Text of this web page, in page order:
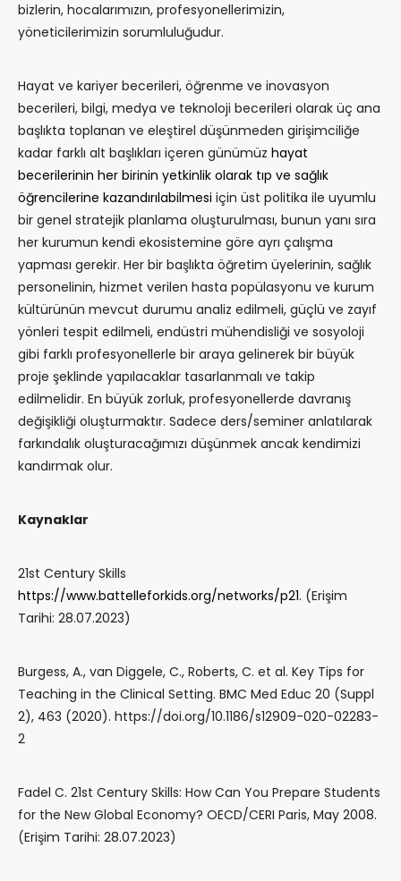
bizlerin, hocalarımızın, profesyonellerimizin,
yöneticilerimizin sorumluluğudur.
Hayat ve kariyer becerileri, öğrenme ve inovasyon
becerileri, bilgi, medya ve teknoloji becerileri olarak üç ana
başlıkta toplanan ve eleştirel düşünmeden girişimciliğe
kadar farklı alt başlıkları içeren günümüz hayat
becerilerinin her birinin yetkinlik olarak tıp ve sağlık
öğrencilerine kazandırılabilmesi için üst politika ile uyumlu
bir genel stratejik planlama oluşturulması, bunun yanı sıra
her kurumun kendi ekosistemine göre ayrı çalışma
yapması gerekir. Her bir başlıkta öğretim üyelerinin, sağlık
personelinin, hizmet verilen hasta popülasyonu ve kurum
kültürünün mevcut durumu analiz edilmeli, güçlü ve zayıf
yönleri tespit edilmeli, endüstri mühendisliği ve sosyoloji
gibi farklı profesyonellerle bir araya gelinerek bir büyük
proje şeklinde yapılacaklar tasarlanmalı ve takip
edilmelidir. En büyük zorluk, profesyonellerde davranış
değişikliği oluşturmaktır. Sadece ders/seminer anlatılarak
farkındalık oluşturacağımızı düşünmek ancak kendimizi
kandırmak olur.
Kaynaklar
21st Century Skills
https://www.battelleforkids.org/networks/p21. (Erişim
Tarihi: 28.07.2023)
Burgess, A., van Diggele, C., Roberts, C. et al. Key Tips for
Teaching in the Clinical Setting. BMC Med Educ 20 (Suppl
2), 463 (2020). https://doi.org/10.1186/s12909-020-02283-
2
Fadel C. 21st Century Skills: How Can You Prepare Students
for the New Global Economy? OECD/CERI Paris, May 2008.
(Erişim Tarihi: 28.07.2023)